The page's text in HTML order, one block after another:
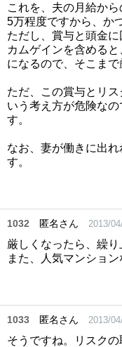
これを、夫の月給か
5万程度ですから、か
ただし、賞与と頭金
カムゲインを含める
になるので、そこまで
ただ、この賞与とリ
いう考え方が危険な
す。
なお、妻が働きに出
す。
1032 匿名さん 2013/
厳しくなったら、繰り
また、人気マンショ
1033 匿名さん 2013/
そうですね。リスク